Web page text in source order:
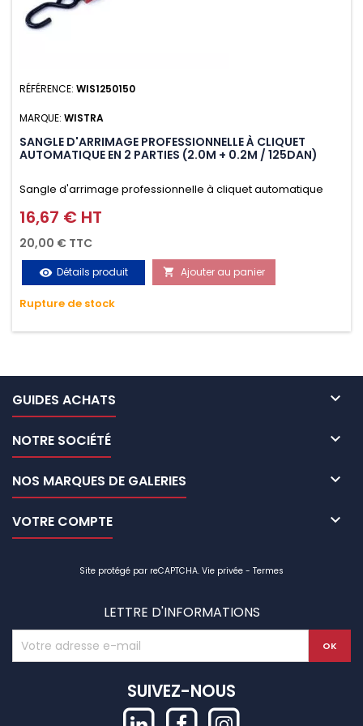
RÉFÉRENCE: WIS1250150
MARQUE: WISTRA
SANGLE D'ARRIMAGE PROFESSIONNELLE À CLIQUET
AUTOMATIQUE EN 2 PARTIES (2.0M + 0.2M / 125DAN)
Sangle d'arrimage professionnelle à cliquet automatique
avec crochet S en 2 parties (2.0M + 0.2M / 125daN), simple et
rapide d'utilisation. Permet d'arrimer et de sécuriser
vos chargements pendant le transport. Matière polyester
très résistante aux UV et aux variations de températures,
n'absorbe pas l'eau.
Prix
16,67 € HT
20,00 € TTC
visibility Détails produit  Ajouter au panier
Rupture de stock
GUIDES ACHATS 
NOTRE SOCIÉTÉ 
NOS MARQUES DE GALERIES 
VOTRE COMPTE 
Site protégé par reCAPTCHA. Vie privée - Termes
LETTRE D'INFORMATIONS
SUIVEZ-NOUS